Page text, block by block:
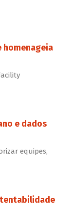
homenageia
e dados
equipes,